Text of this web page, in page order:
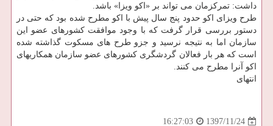
داشت: تمركزمان می تواند بر «اكو ویزا» باشد.
طرح ویزای اكو حدود پنج سال پیش با اكو مطرح شده بود كه حتی در
دستور بررسی قرار گرفت كه با وجود موافقت كشورهای عضو این
سازمان اما به نتیجه نرسید و جزو طرح های مسكوت گذاشته شده
است كه هر بار فعالان گردشگری كشورهای عضو سازمان همكاریهای
اكو آنرا مطرح می كنند.
انتهای
1397/11/24
16:27:03